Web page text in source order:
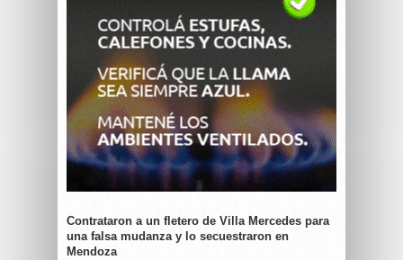
Contrataron a un fletero de Villa Mercedes para
una falsa mudanza y lo secuestraron en
Mendoza